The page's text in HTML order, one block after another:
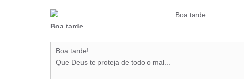
Boa tarde
Boa tarde!
Que Deus te proteja de todo o mal...